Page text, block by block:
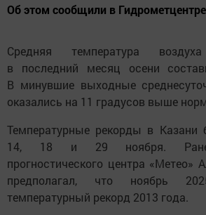
Об этом сообщили в
Средняя температура
в последний месяц осени
В минувшие выходные
оказались на 11 градусов выше
Температурные рекорды в Казани
14, 18 и 29 ноября. Ранее
прогностического центра «Метео»
предполагал, что ноябрь
температурный рекорд 2013 года.